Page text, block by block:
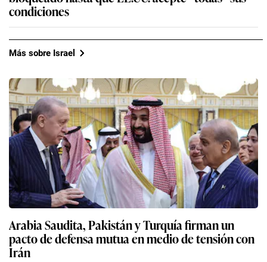
condiciones
Más sobre Israel
Arabia Saudita, Pakistán y Turquía firman un
pacto de defensa mutua en medio de tensión con
Irán